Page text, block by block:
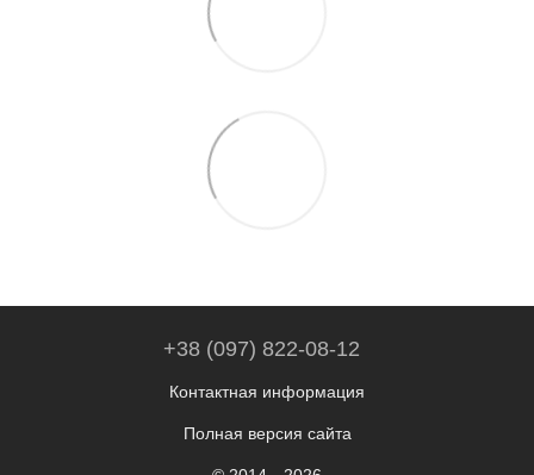
+38 (097) 822-08-12
Контактная информация
Полная версия сайта